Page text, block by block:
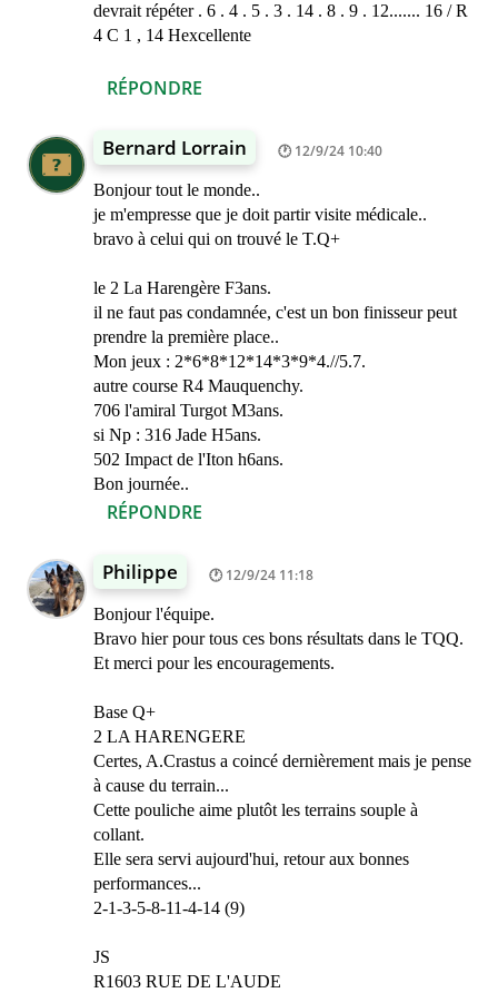
devrait répéter . 6 . 4 . 5 . 3 . 14 . 8 . 9 . 12....... 16 / R
4 C 1 , 14 Hexcellente
RÉPONDRE
Bernard Lorrain 12/9/24 10:40
Bonjour tout le monde..
je m'empresse que je doit partir visite médicale..
bravo à celui qui on trouvé le T.Q+
le 2 La Harengère F3ans.
il ne faut pas condamnée, c'est un bon finisseur peut
prendre la première place..
Mon jeux : 2*6*8*12*14*3*9*4.//5.7.
autre course R4 Mauquenchy.
706 l'amiral Turgot M3ans.
si Np : 316 Jade H5ans.
502 Impact de l'Iton h6ans.
Bon journée..
RÉPONDRE
Philippe 12/9/24 11:18
Bonjour l'équipe.
Bravo hier pour tous ces bons résultats dans le TQQ.
Et merci pour les encouragements.
Base Q+
2 LA HARENGERE
Certes, A.Crastus a coincé dernièrement mais je pense
à cause du terrain...
Cette pouliche aime plutôt les terrains souple à
collant.
Elle sera servi aujourd'hui, retour aux bonnes
performances...
2-1-3-5-8-11-4-14 (9)
JS
R1603 RUE DE L'AUDE